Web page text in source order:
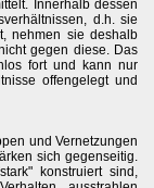
Innerhalb dessen
d.h. sie
nehmen sie deshalb
gegen diese. Das
fort und kann nur
offengelegt und
und Vernetzungen
sich gegenseitig.
konstruiert sind,